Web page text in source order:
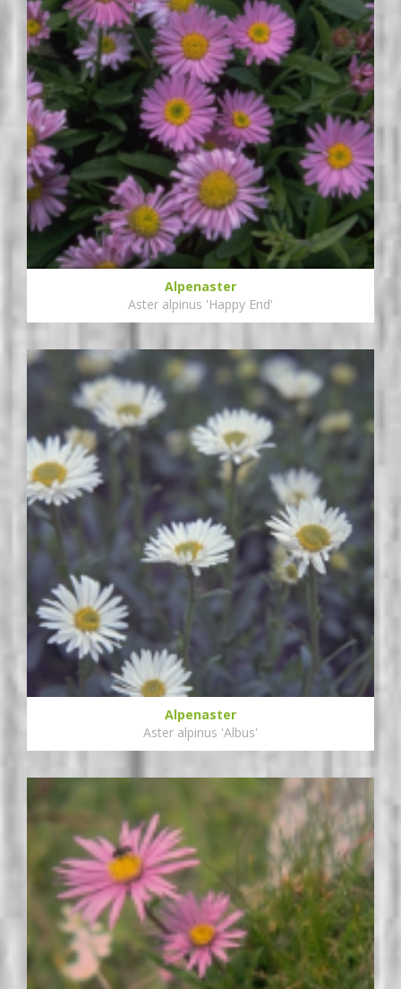
Alpenaster
Aster alpinus 'Happy End'
Alpenaster
Aster alpinus 'Albus'